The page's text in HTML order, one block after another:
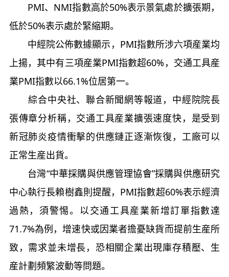
PMI、NMI指數高於50%表示景氣處於擴張期，
低於50%表示處於緊縮期。
中經院公佈數據顯示，PMI指數所涉六項産業均
上揚，其中有三項産業PMI指數超60%，交通工具産
業PMI指數以66.1%位居第一。
綜合中央社、聯合新聞網等報道，中經院院長
張傳章分析稱，交通工具産業擴張速度快，是受到
新冠肺炎疫情衝擊的供應鏈正逐漸恢復，工廠可以
正常生産出貨。
台灣“中華採購與供應管理協會”採購與供應研究
中心執行長賴樹鑫則提醒，PMI指數超60%表示經濟
過熱，須警惕。以交通工具産業新增訂單指數達
71.7%為例，增速快或因業者擔憂缺貨而提前生産所
致，需求並未增長，恐相關企業出現庫存積壓、生
産計劃頻繁波動等問題。